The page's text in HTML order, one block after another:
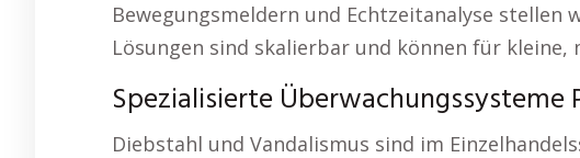
Bewegungsmeldern und Echtzeitanalyse stellen
Lösungen sind skalierbar und können für
Spezialisierte Überwachungssysteme
Diebstahl und Vandalismus sind im